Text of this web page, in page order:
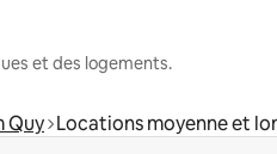
et des logements.
Quy Locations moyenne et